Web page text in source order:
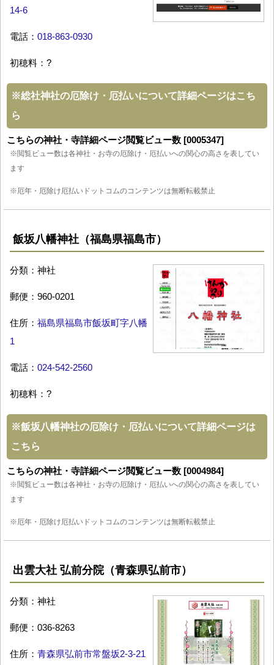
14-6
電話： 018-863-0930
初穂料：?
※総社神社の厄除け・厄払いについて詳細ページはこち
ら
こちらの神社・寺詳細ページ閲覧ビュー数 [0005347]
※閲覧ビュー数は各神社・お寺の厄除け・厄払いへの関心の高さを表してい
ます
※厄年・厄除け厄払いドットコムのコンテンツは無断転載禁止
飯坂八幡神社（福島県福島市）
分類：神社
郵便：960-0201
住所： 福島県福島市飯坂町字八幡
1
電話： 024-542-2560
初穂料：?
※飯坂八幡神社の厄除け・厄払いについて詳細ページは
こちら
こちらの神社・寺詳細ページ閲覧ビュー数 [0004984]
※閲覧ビュー数は各神社・お寺の厄除け・厄払いへの関心の高さを表してい
ます
※厄年・厄除け厄払いドットコムのコンテンツは無断転載禁止
出雲大社 弘前分院（青森県弘前市）
分類：神社
郵便：036-8263
住所： 青森県弘前市常盤坂2-3-21